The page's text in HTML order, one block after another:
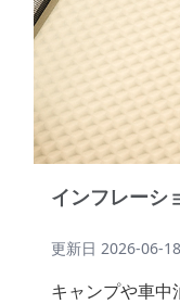
インフレーシ
更新日 2026-06-18
キャンプや車